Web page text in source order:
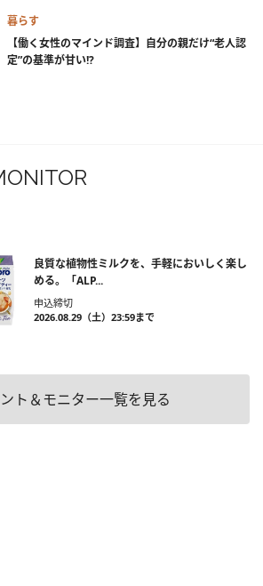
暮らす
【働く女性のマインド調査】自分の親だけ“老人認
定”の基準が甘い!?
良質な植物性ミルクを、手軽においしく楽し
める。「ALP...
申込締切
2026.08.29（土）23:59まで
ト＆モニター一覧を見る